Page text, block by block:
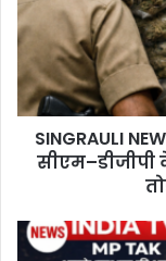
SINGRAULI
सीएम–डीजीपी